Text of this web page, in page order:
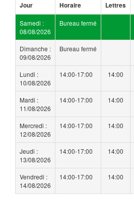
Jour Horaire Lettres
Samedi :
08/08/2026
Bureau fermé
Dimanche :
09/08/2026
Bureau fermé
Lundi :
10/08/2026
14:00-17:00 14:00
Mardi :
11/08/2026
14:00-17:00 14:00
Mercredi :
12/08/2026
14:00-17:00 14:00
Jeudi :
13/08/2026
14:00-17:00 14:00
Vendredi :
14/08/2026
14:00-17:00 14:00